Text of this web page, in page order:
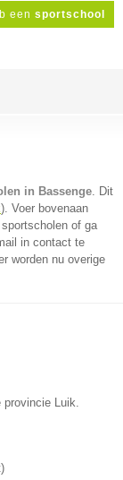
een sportschool
in Bassenge. Dit
). Voer bovenaan
of ga
in contact te
worden nu overige
provincie Luik.
)